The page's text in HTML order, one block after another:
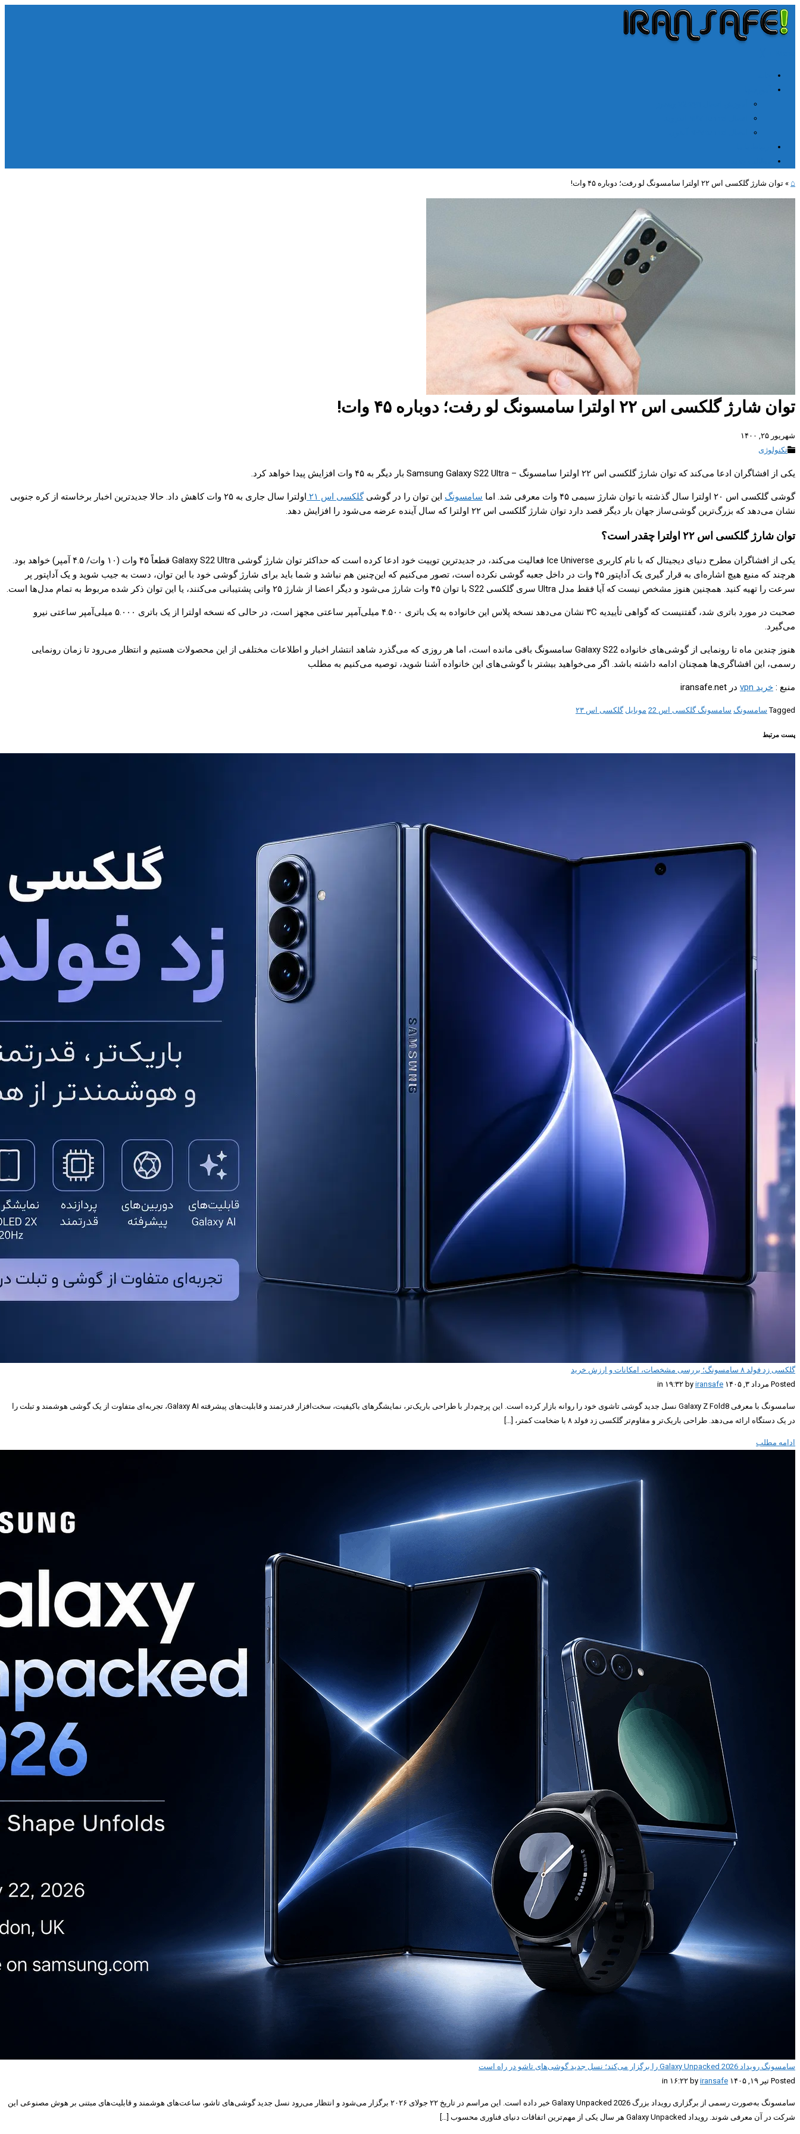
⌂
» توان شارژ گلکسی اس ۲۲ اولترا سامسونگ لو رفت؛ دوباره ۴۵ وات!
توان شارژ گلکسی اس ۲۲ اولترا سامسونگ لو رفت؛ دوباره ۴۵ وات!
شهریور ۲۵, ۱۴۰۰
تکنولوژی
یکی از افشاگران ادعا می‌کند که توان شارژ گلکسی اس ۲۲ اولترا سامسونگ – Samsung Galaxy S22 Ultra بار دیگر به ۴۵ وات افزایش پیدا خواهد کرد.
گوشی گلکسی اس ۲۰ اولترا سال گذشته با توان شارژ سیمی ۴۵ وات معرفی شد. اما سامسونگ این توان را در گوشیگلکسی اس ۲۱
اولترا سال جاری به ۲۵ وات کاهش داد. حالا جدیدترین اخبار برخاسته از کره جنوبی
نشان می‌دهد که بزرگ‌ترین گوشی‌ساز جهان بار دیگر قصد دارد توان شارژ گلکسی اس ۲۲ اولترا که سال آینده عرضه می‌شود را افزایش دهد.
توان شارژ گلکسی اس ۲۲ اولترا چقدر است؟
یکی از افشاگران مطرح دنیای دیجیتال که با نام کاربری Ice Universe فعالیت می‌کند، در جدیدترین توییت خود ادعا کرده است که حداکثر توان شارژ گوشی Galaxy S22 Ultra قطعاً ۴۵ وات (۱۰ وات/ ۴.۵ آمپر) خواهد بود.
هرچند که منبع هیچ اشاره‌ای به قرار گیری یک آداپتور ۴۵ وات در داخل جعبه گوشی نکرده است، تصور می‌کنیم که این‌چنین هم نباشد و شما باید برای شارژ گوشی خود با این توان، دست به جیب شوید و یک آداپتور پر
سرعت را تهیه کنید. همچنین هنوز مشخص نیست که آیا فقط مدل Ultra سری گلکسی S22 با توان ۴۵ وات شارژ می‌شود و دیگر اعضا از شارژ ۲۵ واتی پشتیبانی می‌کنند، یا این توان ذکر شده مربوط به تمام مدل‌ها است.
صحبت در مورد باتری شد، گفتنیست که گواهی تأییدیه ۳C نشان می‌دهد نسخه پلاس این خانواده به یک باتری ۴.۵۰۰ میلی‌آمپر ساعتی مجهز است، در حالی که نسخه اولترا از یک باتری ۵.۰۰۰ میلی‌آمپر ساعتی نیرو
می‌گیرد.
هنوز چندین ماه تا رونمایی از گوشی‌های خانواده Galaxy S22 سامسونگ باقی مانده است، اما هر روزی که می‌گذرد شاهد انتشار اخبار و اطلاعات مختلفی از این محصولات هستیم و انتظار می‌رود تا زمان رونمایی
رسمی، این افشاگری‌ها همچنان ادامه داشته باشد. اگر می‌خواهید بیشتر با گوشی‌های این خانواده آشنا شوید، توصیه می‌کنیم به مطلب
منبع : خرید vpn در iransafe.net
Tagged سامسونگ سامسونگ گلکسی اس 22 موبایل گلکسی اس ۲۳
پست مرتبط
گلکسی زد فولد ۸ سامسونگ؛ بررسی مشخصات، امکانات و ارزش خرید
Posted مرداد ۳, ۱۴۰۵ in ۱۹:۳۲ by
iransafe
سامسونگ با معرفی Galaxy Z Fold8 نسل جدید گوشی تاشوی خود را روانه بازار کرده است. این پرچم‌دار با طراحی باریک‌تر، نمایشگرهای باکیفیت، سخت‌افزار قدرتمند و قابلیت‌های پیشرفته Galaxy AI، تجربه‌ای متفاوت از یک گوشی هوشمند و تبلت را
در یک دستگاه ارائه می‌دهد. طراحی باریک‌تر و مقاوم‌تر گلکسی زد فولد ۸ با ضخامت کمتر، […]
ادامه مطلب
سامسونگ رویداد Galaxy Unpacked 2026 را برگزار می‌کند؛ نسل جدید گوشی‌های تاشو در راه است
Posted تیر ۱۹, ۱۴۰۵ in ۱۶:۲۲ by
iransafe
سامسونگ به‌صورت رسمی از برگزاری رویداد بزرگ Galaxy Unpacked 2026 خبر داده است. این مراسم در تاریخ ۲۲ جولای ۲۰۲۶ برگزار می‌شود و انتظار می‌رود نسل جدید گوشی‌های تاشو، ساعت‌های هوشمند و قابلیت‌های مبتنی بر هوش مصنوعی این
شرکت در آن معرفی شوند. رویداد Galaxy Unpacked هر سال یکی از مهم‌ترین اتفاقات دنیای فناوری محسوب […]